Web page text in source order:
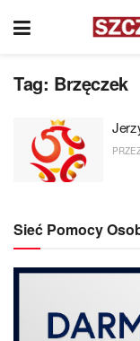
Tag: Brzęczek
Sieć Pomocy